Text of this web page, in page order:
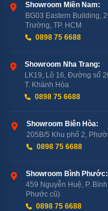
Daikin
Samsung
AR10CYFAAWKNSV
Aqua AQA-
Toshiba RAS-
V
Showroom Miền Nam:
BG03 Eastern Building,
Trường, TP. HCM
0898 75 6688
Showroom Nha Trang:
LK19, Lô 16, Đường số
T. Khánh Hòa
0898 75 6688
Showroom Biên Hòa:
205B/5 Khu phố 2,
0898 75 6688
Showroom Bình Phước:
459 Nguyễn Huệ, P.
Phước cũ)
0898 75 6688